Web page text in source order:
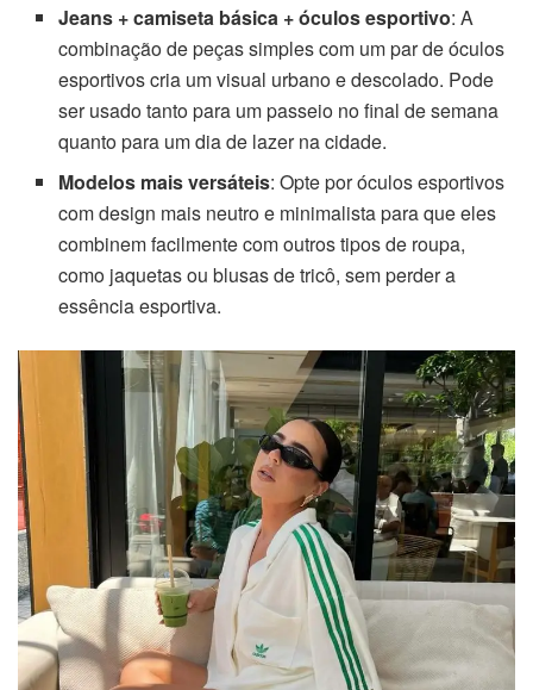
Jeans + camiseta básica + óculos esportivo: A
combinação de peças simples com um par de óculos
esportivos cria um visual urbano e descolado. Pode
ser usado tanto para um passeio no final de semana
quanto para um dia de lazer na cidade.
Modelos mais versáteis: Opte por óculos esportivos
com design mais neutro e minimalista para que eles
combinem facilmente com outros tipos de roupa,
como jaquetas ou blusas de tricô, sem perder a
essência esportiva.